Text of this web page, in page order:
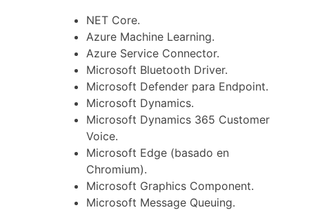
NET Core.
Azure Machine Learning.
Azure Service Connector.
Microsoft Bluetooth Driver.
Microsoft Defender para Endpoint.
Microsoft Dynamics.
Microsoft Dynamics 365 Customer
Voice.
Microsoft Edge (basado en
Chromium).
Microsoft Graphics Component.
Microsoft Message Queuing.